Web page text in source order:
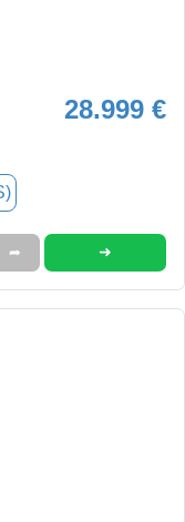
28.999 €
➦ ➜